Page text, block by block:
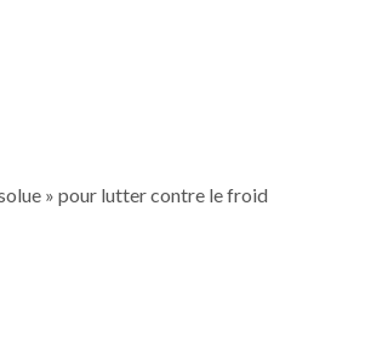
» pour lutter contre le froid